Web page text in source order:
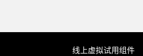
线上虚拟试用组件